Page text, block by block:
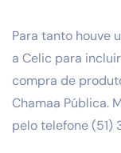
Para tanto houve
a Celic para
compra de
Chamaa Pública.
pelo telefone (51)